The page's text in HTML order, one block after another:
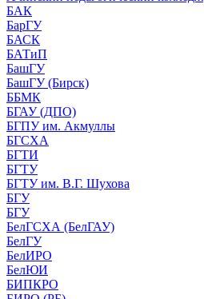
БАК
БарГУ
БАСК
БАТиП
БашГУ
БашГУ (Бирск)
ББМК
БГАУ (ДПО)
БГПУ им. Акмуллы
БГСХА
БГТИ
БГТУ
БГТУ им. В.Г. Шухова
БГУ
БГУ
БелГСХА (БелГАУ)
БелГУ
БелИРО
БелЮИ
БИПКРО